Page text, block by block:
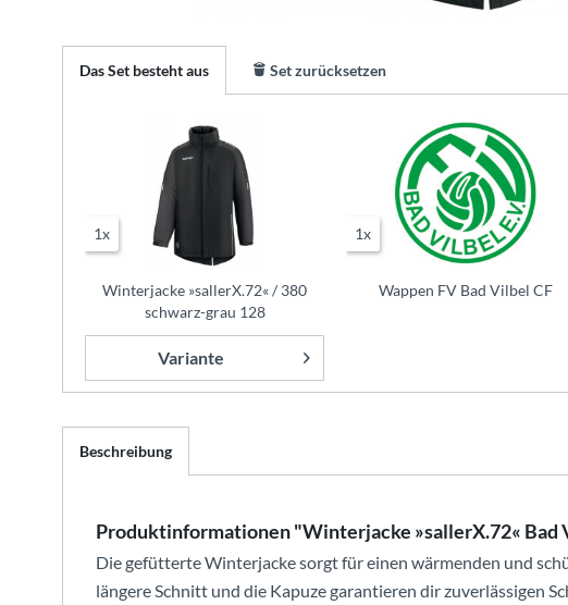
Das Set besteht aus Set zurücksetzen
1x
Winterjacke »sallerX.72« / 380
schwarz-grau 128
Variante
1x
Wappen FV Bad Vilbel CF
Beschreibung
Produktinformationen "Winterjacke »sallerX.72« Bad
Die gefütterte Winterjacke sorgt für einen wärmenden und
längere Schnitt und die Kapuze garantieren dir zuverlässigen